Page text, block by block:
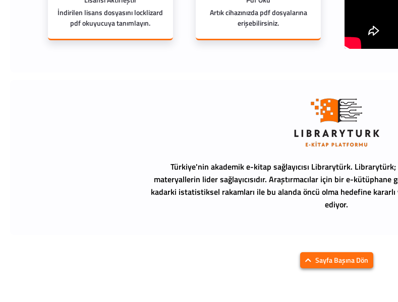
İndirilen lisans dosyasını locklizard
pdf okuyucuya tanımlayın.
Artık cihazınızda pdf dosyalarına
erişebilirsiniz.
Türkiye'nin akademik e-kitap sağlayıcısı Librarytürk. Librarytürk;
materyallerin lider sağlayıcısıdır. Araştırmacılar için bir e-
kadarki istatistiksel rakamları ile bu alanda öncü olma hedefine
ediyor.
Sayfa Başına Dön